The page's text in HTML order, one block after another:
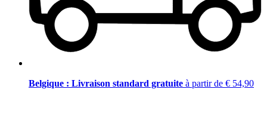
Belgique : Livraison standard gratuite à partir de € 54,90